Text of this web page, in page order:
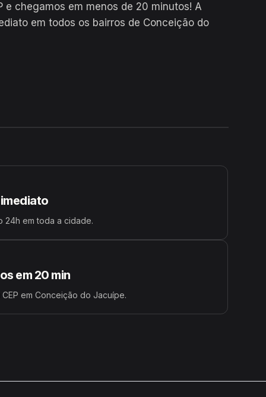
e chegamos em menos de 20 minutos! A
em todos os bairros de Conceição do
24h em toda a cidade.
em 20 min
em Conceição do Jacuípe.